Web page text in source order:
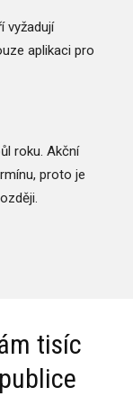
vyžadují
aplikaci pro
roku. Akční
proto je
tisíc